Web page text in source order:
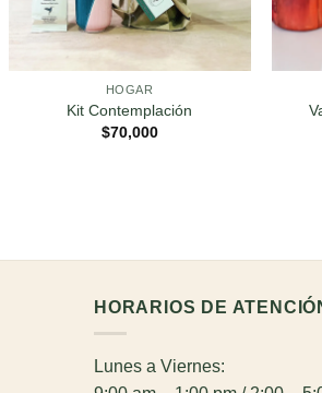
HOGAR
Kit Contemplación
$70,000
HORARIOS DE
Lunes a Viernes: